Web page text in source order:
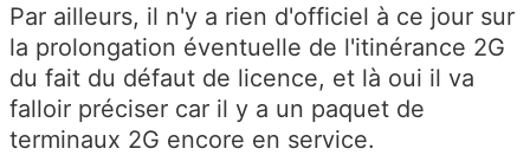
Par ailleurs, il n'y a rien d'officiel à ce jour sur
la prolongation éventuelle de l'itinérance 2G
du fait du défaut de licence, et là oui il va
falloir préciser car il y a un paquet de
terminaux 2G encore en service.